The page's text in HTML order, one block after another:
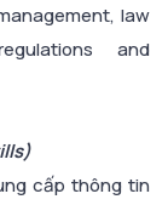
law
and
cấp thông tin